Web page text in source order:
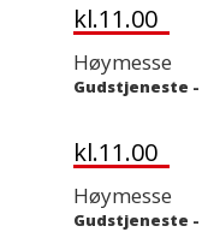
kl.11.00
Høymesse
Gudstjeneste -
kl.11.00
Høymesse
Gudstjeneste -